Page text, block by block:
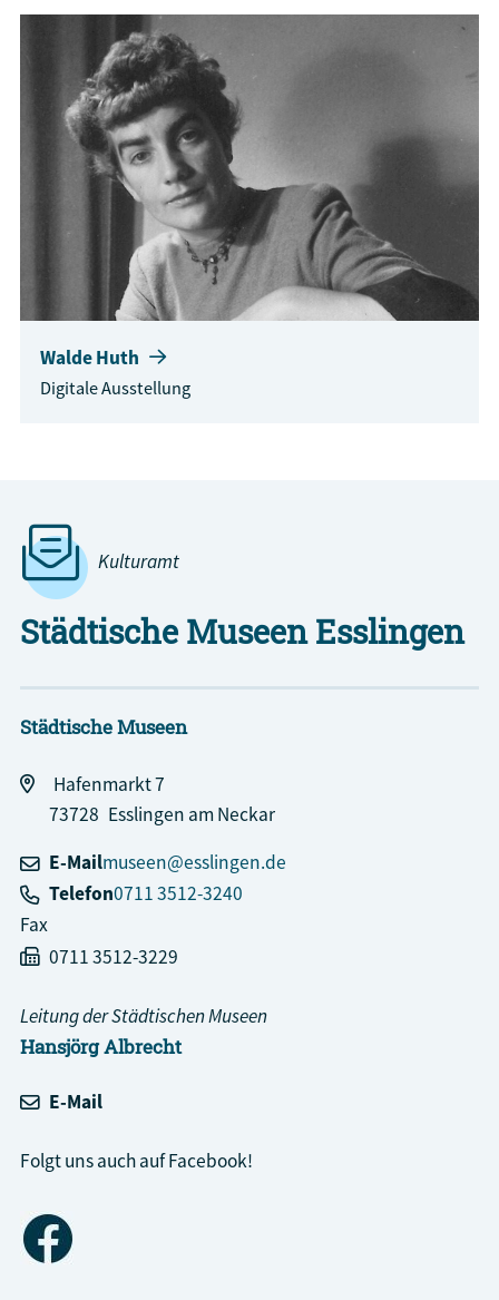
Walde Huth
Digitale Ausstellung
Kulturamt
Städtische Museen Esslingen
Städtische Museen
Hafenmarkt 7
73728 Esslingen am Neckar
E-Mailmuseen@esslingen.de
Telefon0711 3512-3240
Fax
0711 3512-3229
HansjörgAlbrecht
Leitung der Städtischen Museen
E-Mail
Folgt uns auch auf Facebook!